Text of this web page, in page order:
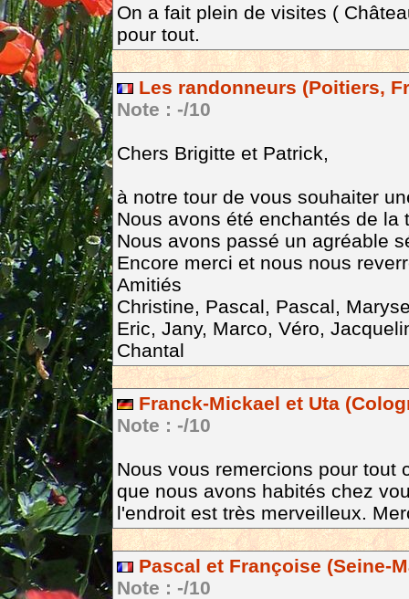
On a fait plein de visites (
pour tout.
Les randonneurs (Poitiers,
Note : -/10
Chers Brigitte et Patrick,
à notre tour de vous souhaiter
Nous avons été enchantés de la
Nous avons passé un agréable
Encore merci et nous nous
Amitiés
Christine, Pascal, Pascal,
Eric, Jany, Marco, Véro,
Chantal
Franck-Mickael et Uta
Note : -/10
Nous vous remercions pour tout
que nous avons habités chez
l'endroit est très merveilleux.
Pascal et Françoise (Seine-
Note : -/10